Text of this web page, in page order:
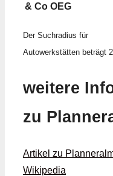
& Co OEG
Der Suchradius für
Autowerkstätten beträgt
weitere
zu
Artikel zu
Wikipedia